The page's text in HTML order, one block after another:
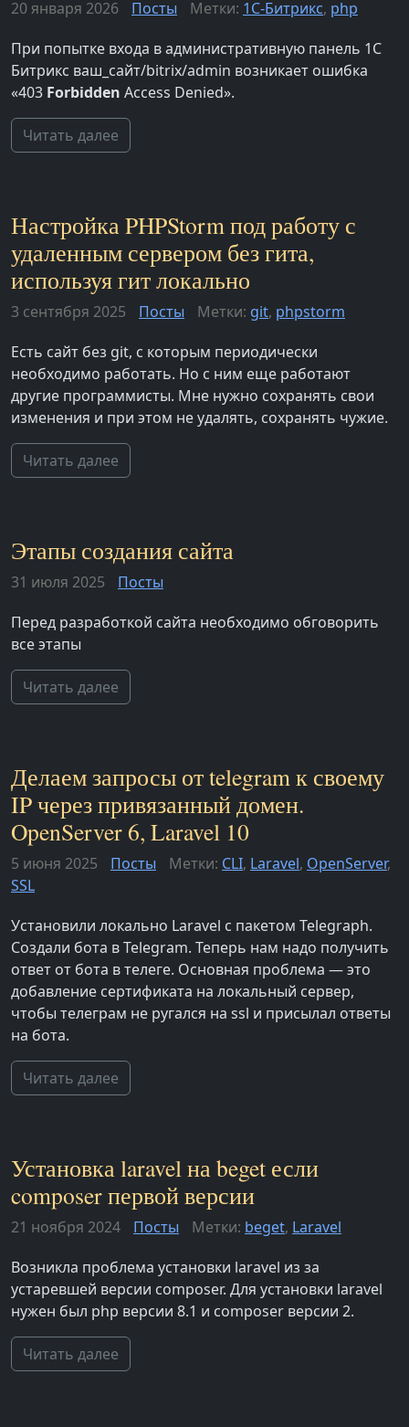
20 января 2026 Посты Метки: 1С-Битрикс, php
При попытке входа в административную панель 1С
Битрикс ваш_сайт/bitrix/admin возникает ошибка
«403 Forbidden Access Denied».
Читать далее
Настройка PHPStorm под работу с
удаленным сервером без гита,
используя гит локально
3 сентября 2025 Посты Метки: git, phpstorm
Есть сайт без git, с которым периодически
необходимо работать. Но с ним еще работают
другие программисты. Мне нужно сохранять свои
изменения и при этом не удалять, сохранять чужие.
Читать далее
Этапы создания сайта
31 июля 2025
Посты
Перед разработкой сайта необходимо обговорить
все этапы
Читать далее
Делаем запросы от telegram к своему
IP через привязанный домен.
OpenServer 6, Laravel 10
5 июня 2025 Посты Метки: CLI, Laravel, OpenServer,
SSL
Установили локально Laravel с пакетом Telegraph.
Создали бота в Telegram. Теперь нам надо получить
ответ от бота в телеге. Основная проблема — это
добавление сертификата на локальный сервер,
чтобы телеграм не ругался на ssl и присылал ответы
на бота.
Читать далее
Установка laravel на beget если
composer первой версии
21 ноября 2024 Посты Метки: beget, Laravel
Возникла проблема установки laravel из за
устаревшей версии composer. Для установки laravel
нужен был php версии 8.1 и composer версии 2.
Читать далее